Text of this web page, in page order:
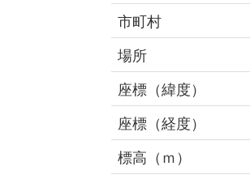
市町村
場所
座標（緯度）
座標（経度）
標高（ｍ）